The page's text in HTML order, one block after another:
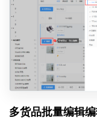
多货品批量编辑